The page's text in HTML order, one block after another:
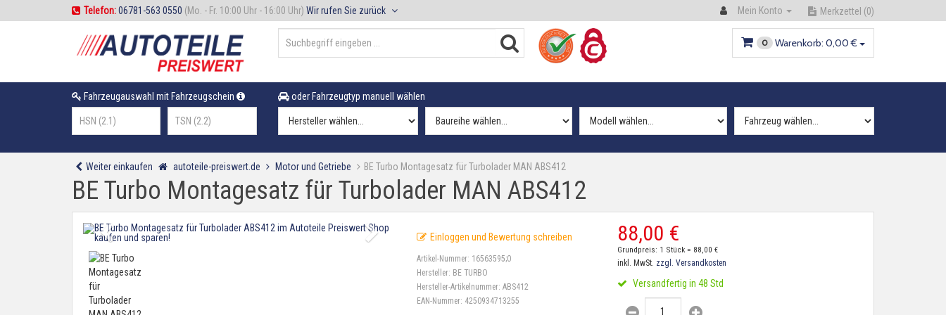
Telefon:06781-563 0550 (Mo. - Fr. 10:00 Uhr - 16:00 Uhr) Wir rufen Sie zurück Mein Konto Merkzettel (0)
0 Warenkorb: 0,00 €
Fahrzeugauswahl mit Fahrzeugschein oder Fahrzeugtyp manuell wählen
Weiter einkaufen autoteile-preiswert.de Motor und Getriebe BE Turbo Montagesatz für Turbolader MAN ABS412
BE Turbo Montagesatz für Turbolader MAN ABS412
Einloggen und Bewertung schreiben
Artikel-Nummer: 16563595;0
Hersteller: BE TURBO
Hersteller-Artikelnummer:ABS412
EAN-Nummer: 4250934713255
88,00 €
Grundpreis: 1 Stück = 88,00 €
inkl. MwSt. zzgl. Versandkosten
Versandfertig in 48 Std